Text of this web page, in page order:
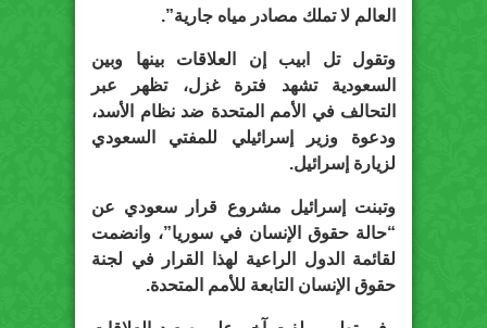
العالم لا تملك مصادر مياه جارية”.
وتقول تل ابيب إن العلاقات بينها وبين
السعودية تشهد فترة غزل، تظهر عبر
التحالف في الأمم المتحدة ضد نظام الأسد،
ودعوة وزير إسرائيلي للمفتي السعودي
لزيارة إسرائيل.
وتبنت إسرائيل مشروع قرار سعودي عن
“حالة حقوق الإنسان في سوريا”، وانضمت
لقائمة الدول الراعية لهذا القرار في لجنة
حقوق الإنسان التابعة للأمم المتحدة.